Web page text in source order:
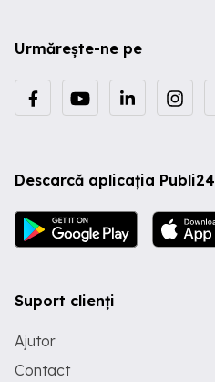
Urmărește-ne pe
Descarcă aplicația Publi24
Suport clienți
Ajutor
Contact